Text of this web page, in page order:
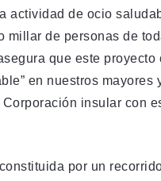
actividad de ocio
millar de personas de
que este proyecto
en nuestros mayores
insular con
por un